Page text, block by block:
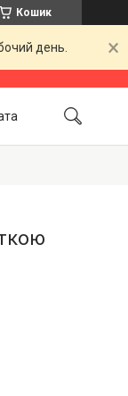
Кошик
день.